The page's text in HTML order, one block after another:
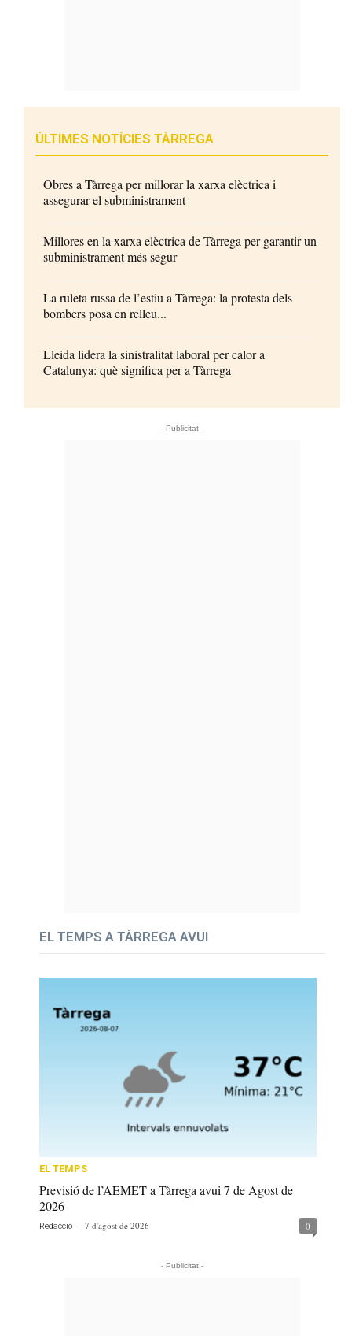
ÚLTIMES NOTÍCIES TÀRREGA
Obres a Tàrrega per millorar la xarxa elèctrica i
assegurar el subministrament
Millores en la xarxa elèctrica de Tàrrega per garantir un
subministrament més segur
La ruleta russa de l’estiu a Tàrrega: la protesta dels
bombers posa en relleu...
Lleida lidera la sinistralitat laboral per calor a
Catalunya: què significa per a Tàrrega
- Publicitat -
EL TEMPS A TÀRREGA AVUI
EL TEMPS
Previsió de l’AEMET a Tàrrega avui 7 de Agost de
2026
Redacció - 7 d'agost de 2026 0
- Publicitat -